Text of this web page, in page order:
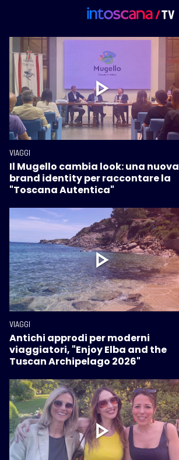
VIAGGI
Il Mugello cambia look: una nuova
brand identity per raccontare la
"Toscana Autentica"
VIAGGI
Antichi approdi per moderni
viaggiatori, "Enjoy Elba and the
Tuscan Archipelago 2026"